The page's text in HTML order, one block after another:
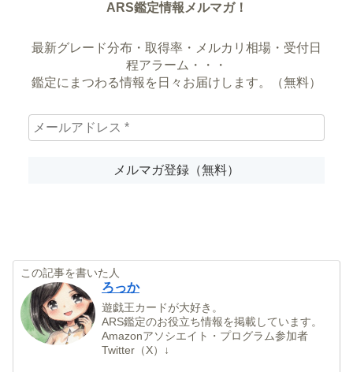
ARS鑑定情報メルマガ！
最新グレード分布・取得率・メルカリ相場・受付日
程アラーム・・・
鑑定にまつわる情報を日々お届けします。（無料）
この記事を書いた人
ろっか
遊戯王カードが大好き。
ARS鑑定のお役立ち情報を掲載しています。
Amazonアソシエイト・プログラム参加者
Twitter（X）↓